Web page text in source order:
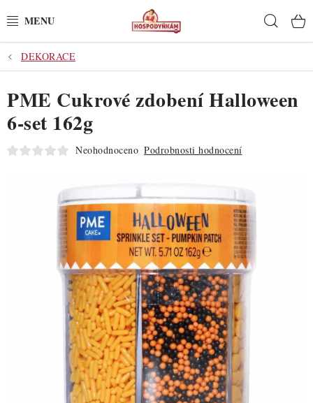
na
POTŘEBY
POMŮCKY
SUROVINY
PRO OSLAVY
DO KUCHYNĚ
POCHUTINY
ZDRAVÉ PEČENÍ
DÁRKOVÉ POUKAZY
TÉMATICKÉ PRODUKTY
DEKORACE
PME Cukrové zdobení Halloween
6-set 162g
Neohodnoceno Podrobnosti hodnocení